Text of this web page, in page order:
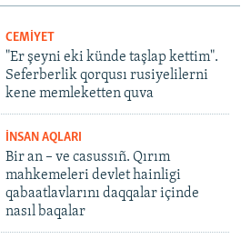
CEMİYET
"Er şeyni eki künde taşlap kettim".
Seferberlik qorqusı rusiyelilerni
kene memleketten quva
İNSAN AQLARI
Bir an – ve casussıñ. Qırım
mahkemeleri devlet hainligi
qabaatlavlarını daqqalar içinde
nasıl baqalar